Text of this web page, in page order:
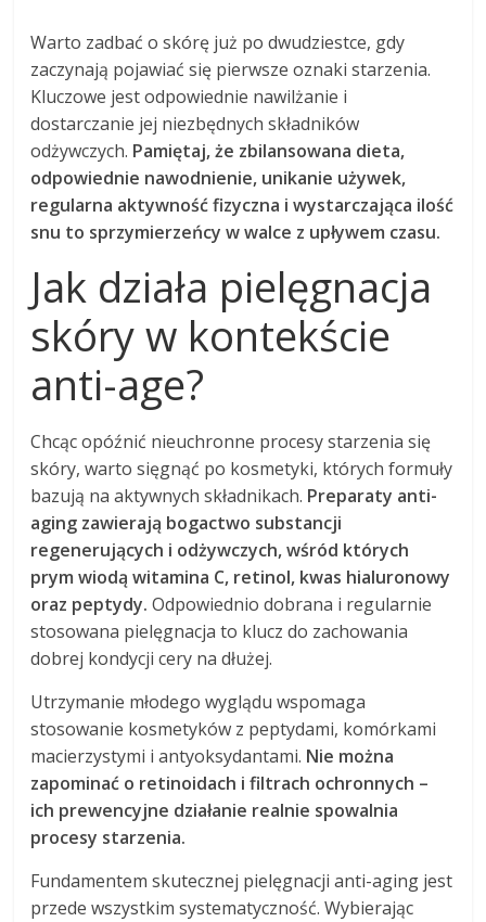
Warto zadbać o skórę już po dwudziestce, gdy
zaczynają pojawiać się pierwsze oznaki starzenia.
Kluczowe jest odpowiednie nawilżanie i
dostarczanie jej niezbędnych składników
odżywczych. Pamiętaj, że zbilansowana dieta,
odpowiednie nawodnienie, unikanie używek,
regularna aktywność fizyczna i wystarczająca ilość
snu to sprzymierzeńcy w walce z upływem czasu.
Jak działa pielęgnacja
skóry w kontekście
anti-age?
Chcąc opóźnić nieuchronne procesy starzenia się
skóry, warto sięgnąć po kosmetyki, których formuły
bazują na aktywnych składnikach. Preparaty anti-
aging zawierają bogactwo substancji
regenerujących i odżywczych, wśród których
prym wiodą witamina C, retinol, kwas hialuronowy
oraz peptydy. Odpowiednio dobrana i regularnie
stosowana pielęgnacja to klucz do zachowania
dobrej kondycji cery na dłużej.
Utrzymanie młodego wyglądu wspomaga
stosowanie kosmetyków z peptydami, komórkami
macierzystymi i antyoksydantami. Nie można
zapominać o retinoidach i filtrach ochronnych –
ich prewencyjne działanie realnie spowalnia
procesy starzenia.
Fundamentem skutecznej pielęgnacji anti-aging jest
przede wszystkim systematyczność. Wybierając